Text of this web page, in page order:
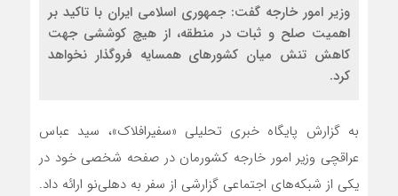
وزیر امور خارجه گفت: جمهوری اسلامی ایران با تاکید بر
اهمیت صلح و ثبات در منطقه، از هیچ کوششی جهت
کاهش تنش میان کشورهای همسایه فروگذار نخواهد
کرد.
به گزارش پایگاه خبری تحلیلی «سفیرافلاک»، سید عباس
عراقچی وزیر امور خارجه کشورمان در صفحه شخصی خود در
یکی از شبکه‌های اجتماعی گزارشی از سفر به دهلی‌نو ارائه داد.